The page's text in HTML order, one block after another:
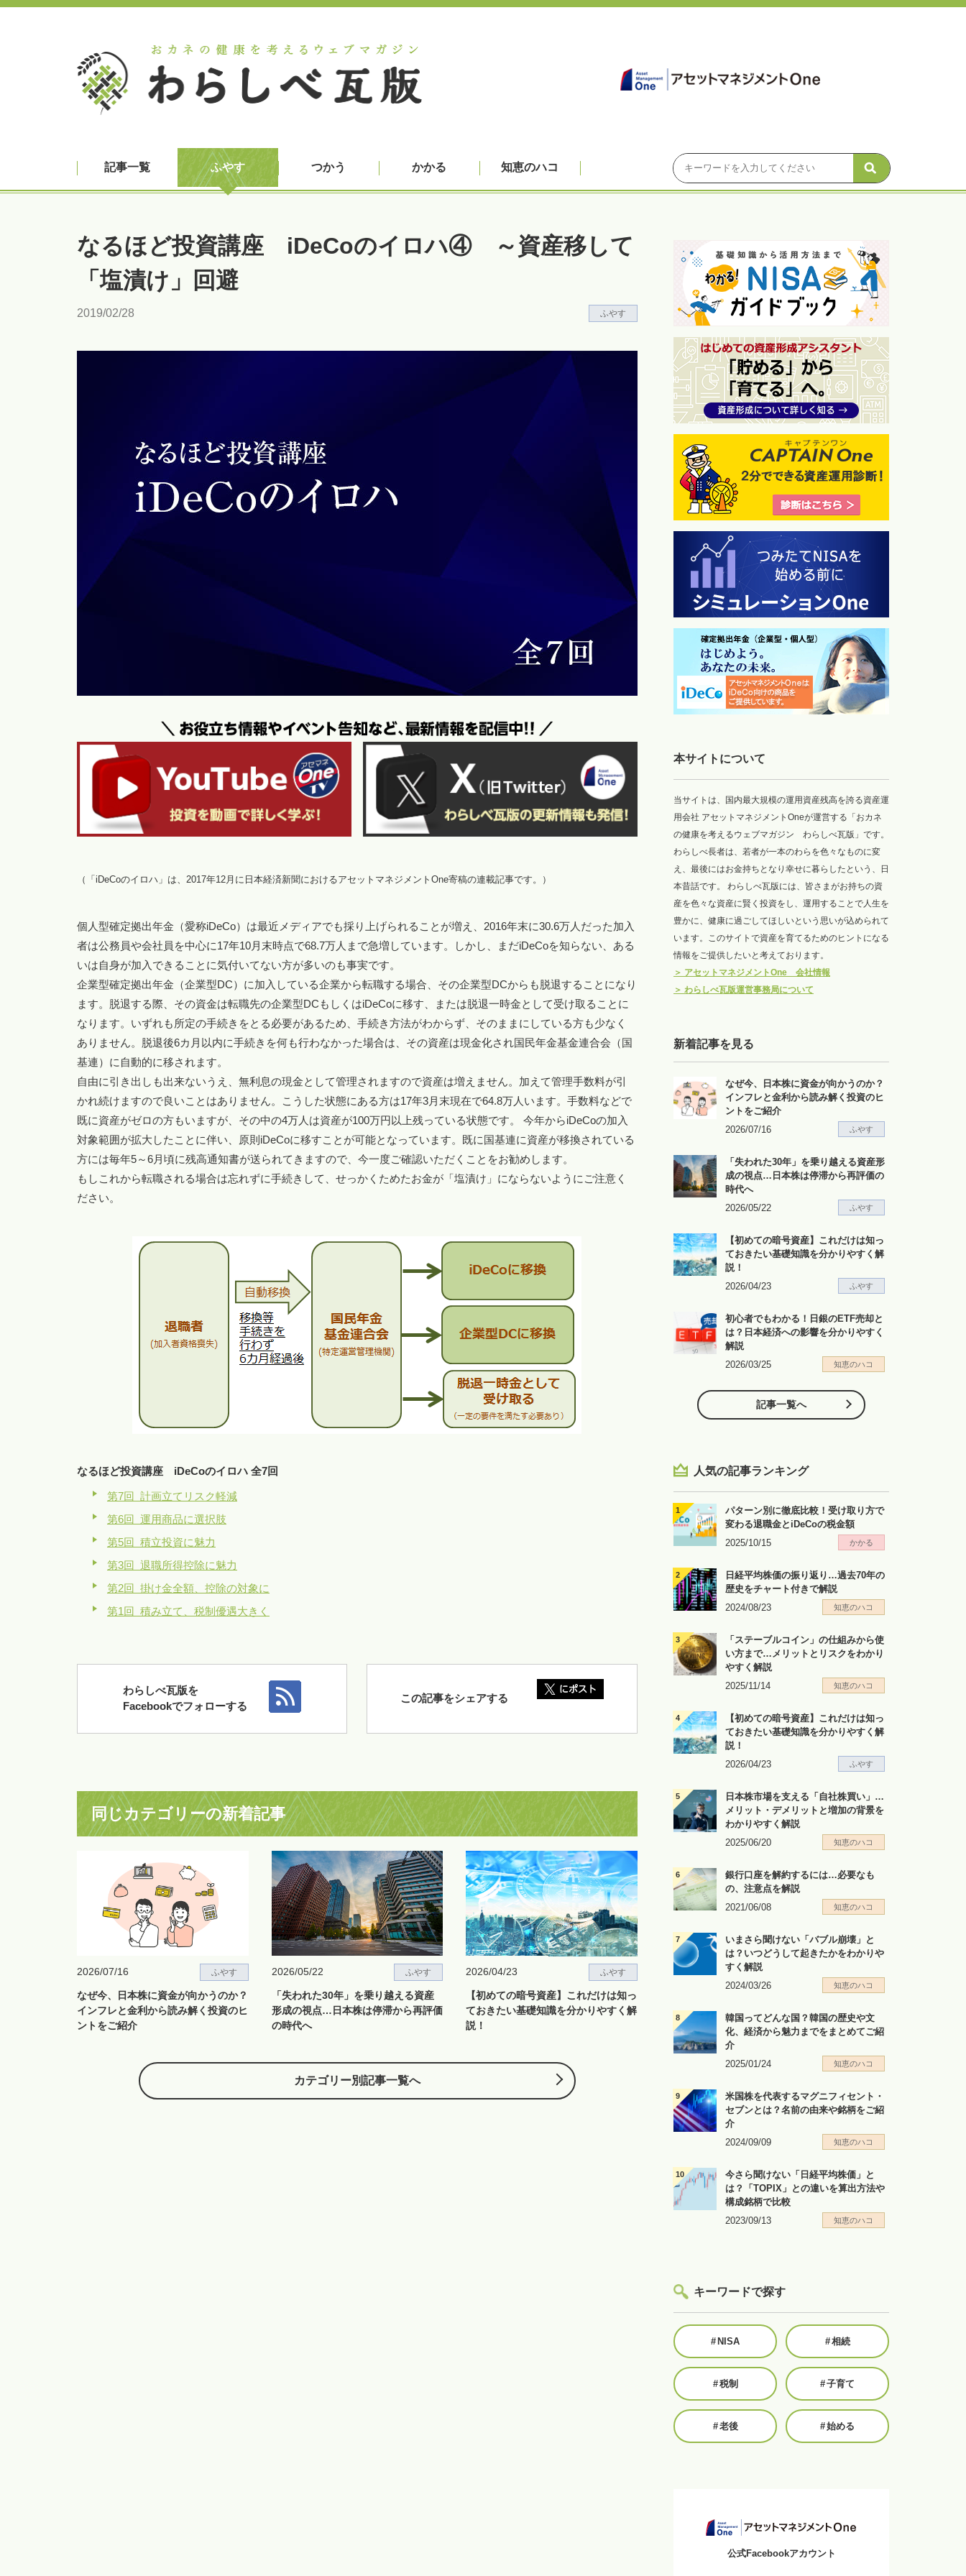
記事一覧 ふやす つかう かかる 知恵のハコ
なるほど投資講座 iDeCoのイロハ④ ～資産移して
「塩漬け」回避
2019/02/28 ふやす
（「iDeCoのイロハ」は、2017年12月に日本経済新聞におけるアセットマネジメントOne寄稿の連載記事です。）
個人型確定拠出年金（愛称iDeCo）は最近メディアでも採り上げられることが増え、2016年末に30.6万人だった加入
者は公務員や会社員を中心に17年10月末時点で68.7万人まで急増しています。しかし、まだiDeCoを知らない、ある
いは自身が加入できることに気付いてない方が多いのも事実です。
企業型確定拠出年金（企業型DC）に加入している企業から転職する場合、その企業型DCからも脱退することになり
ます。脱退する際、その資金は転職先の企業型DCもしくはiDeCoに移す、または脱退一時金として受け取ることに
なります。いずれも所定の手続きをとる必要があるため、手続き方法がわからず、そのままにしている方も少なく
ありません。脱退後6カ月以内に手続きを何も行わなかった場合は、その資産は現金化され国民年金基金連合会（国
基連）に自動的に移されます。
自由に引き出しも出来ないうえ、無利息の現金として管理されますので資産は増えません。加えて管理手数料が引
かれ続けますので良いことはありません。こうした状態にある方は17年3月末現在で64.8万人います。手数料などで
既に資産がゼロの方もいますが、その中の4万人は資産が100万円以上残っている状態です。 今年からiDeCoの加入
対象範囲が拡大したことに伴い、原則iDeCoに移すことが可能となっています。既に国基連に資産が移換されている
方には毎年5～6月頃に残高通知書が送られてきますので、今一度ご確認いただくことをお勧めします。
もしこれから転職される場合は忘れずに手続きして、せっかくためたお金が「塩漬け」にならないようにご注意く
ださい。
なるほど投資講座 iDeCoのイロハ 全7回
第7回 計画立てリスク軽減
第6回 運用商品に選択肢
第5回 積立投資に魅力
第3回 退職所得控除に魅力
第2回 掛け金全額、控除の対象に
第1回 積み立て、税制優遇大きく
わらしべ瓦版を
Facebookでフォローする
この記事をシェアする
同じカテゴリーの新着記事
2026/07/16 ふやす
なぜ今、日本株に資金が向かうのか？
インフレと金利から読み解く投資のヒ
ントをご紹介
2026/05/22 ふやす
「失われた30年」を乗り越える資産
形成の視点…日本株は停滞から再評価
の時代へ
2026/04/23 ふやす
【初めての暗号資産】これだけは知っ
ておきたい基礎知識を分かりやすく解
説！
カテゴリー別記事一覧へ
本サイトについて
当サイトは、国内最大規模の運用資産残高を誇る資産運
用会社 アセットマネジメントOneが運営する「おカネ
の健康を考えるウェブマガジン わらしべ瓦版」です。
わらしべ長者は、若者が一本のわらを色々なものに変
え、最後にはお金持ちとなり幸せに暮らしたという、日
本昔話です。 わらしべ瓦版には、皆さまがお持ちの資
産を色々な資産に賢く投資をし、運用することで人生を
豊かに、健康に過ごしてほしいという思いが込められて
います。このサイトで資産を育てるためのヒントになる
情報をご提供したいと考えております。
＞ アセットマネジメントOne 会社情報
＞ わらしべ瓦版運営事務局について
新着記事を見る
なぜ今、日本株に資金が向かうのか？
インフレと金利から読み解く投資のヒ
ントをご紹介
2026/07/16
ふやす
「失われた30年」を乗り越える資産形
成の視点…日本株は停滞から再評価の
時代へ
2026/05/22
ふやす
【初めての暗号資産】これだけは知っ
ておきたい基礎知識を分かりやすく解
説！
2026/04/23
ふやす
初心者でもわかる！日銀のETF売却と
は？日本経済への影響を分かりやすく
解説
2026/03/25
知恵のハコ
記事一覧へ
人気の記事ランキング
パターン別に徹底比較！受け取り方で
変わる退職金とiDeCoの税金額
2025/10/15
かかる
日経平均株価の振り返り…過去70年の
歴史をチャート付きで解説
2024/08/23
知恵のハコ
「ステーブルコイン」の仕組みから使
い方まで…メリットとリスクをわかり
やすく解説
2025/11/14
知恵のハコ
【初めての暗号資産】これだけは知っ
ておきたい基礎知識を分かりやすく解
説！
2026/04/23
ふやす
日本株市場を支える「自社株買い」…
メリット・デメリットと増加の背景を
わかりやすく解説
2025/06/20
知恵のハコ
銀行口座を解約するには…必要なも
の、注意点を解説
2021/06/08
知恵のハコ
いまさら聞けない「バブル崩壊」と
は？いつどうして起きたかをわかりや
すく解説
2024/03/26
知恵のハコ
韓国ってどんな国？韓国の歴史や文
化、経済から魅力までをまとめてご紹
介
2025/01/24
知恵のハコ
米国株を代表するマグニフィセント・
セブンとは？名前の由来や銘柄をご紹
介
2024/09/09
知恵のハコ
今さら聞けない「日経平均株価」と
は？「TOPIX」との違いを算出方法や
構成銘柄で比較
2023/09/13
知恵のハコ
キーワードで探す
# NISA #相続
#税制 #子育て
#老後 #始める
公式Facebookアカウント